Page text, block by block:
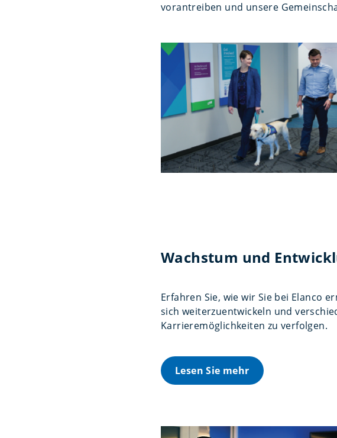
vorantreiben und unsere
Wachstum und
Erfahren Sie, wie wir Sie bei Elanco
sich weiterzuentwickeln und
Karrieremöglichkeiten zu verfolgen.
Lesen Sie mehr